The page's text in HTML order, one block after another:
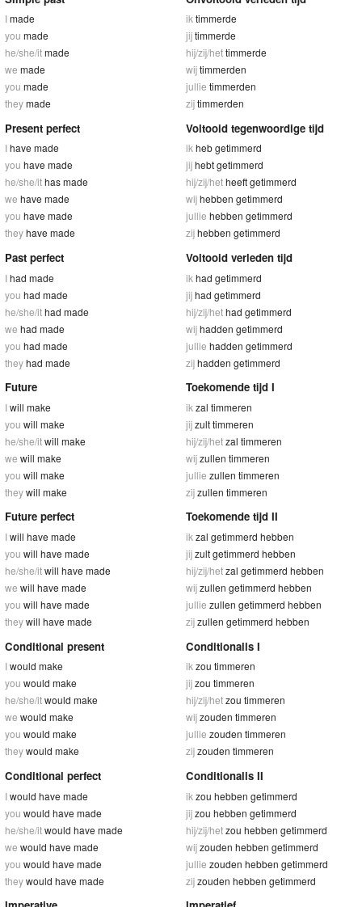
Imade
you made
he/she/itmade
we made
you made
theymade
ik timmerde
jijtimmerde
hij/zij/hettimmerde
wijtimmerden
jullie timmerden
zijtimmerden
Present perfect
Ihave made
you have made
he/she/ithas made
we have made
you have made
theyhave made
Voltooid tegenwoordige tijd
ikheb getimmerd
jijhebt getimmerd
hij/zij/hetheeft getimmerd
wijhebben getimmerd
jullie hebben getimmerd
zijhebben getimmerd
Past perfect
Ihad made
you had made
he/she/ithad made
we had made
you had made
theyhad made
Voltooid verleden tijd
ik had getimmerd
jijhad getimmerd
hij/zij/hethad getimmerd
wijhadden getimmerd
jullie hadden getimmerd
zijhadden getimmerd
Future
Iwill make
you will make
he/she/itwill make
we will make
you will make
theywill make
Toekomende tijd I
ik zal timmeren
jijzult timmeren
hij/zij/hetzal timmeren
wijzullen timmeren
jullie zullen timmeren
zijzullen timmeren
Future perfect
Iwill have made
you will have made
he/she/itwill have made
we will have made
you will have made
theywill have made
Toekomende tijd II
ik zal getimmerd hebben
jijzult getimmerd hebben
hij/zij/hetzal getimmerd hebben
wijzullen getimmerd hebben
jullie zullen getimmerd hebben
zijzullen getimmerd hebben
Conditional present
Iwould make
you would make
he/she/itwould make
we would make
you would make
theywould make
Conditionalis I
ik zou timmeren
jijzou timmeren
hij/zij/hetzou timmeren
wijzouden timmeren
jullie zouden timmeren
zijzouden timmeren
Conditional perfect
Iwould have made
you would have made
he/she/itwould have made
we would have made
you would have made
theywould have made
Conditionalis II
ik zou hebben getimmerd
jijzou hebben getimmerd
hij/zij/hetzou hebben getimmerd
wijzouden hebben getimmerd
jullie zouden hebben getimmerd
zijzouden hebben getimmerd